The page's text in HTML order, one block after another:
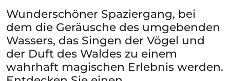
Wunderschöner Spaziergang, bei
dem die Geräusche des umgebenden
Wassers, das Singen der Vögel und
der Duft des Waldes zu einem
wahrhaft magischen Erlebnis werden.